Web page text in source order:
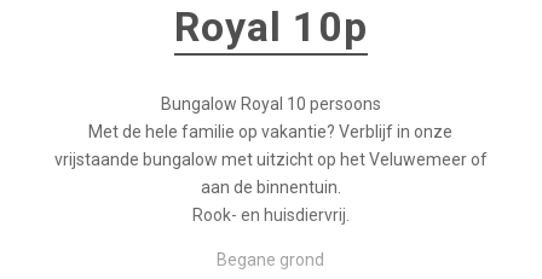
Royal 10p
Bungalow Royal 10 persoons
Met de hele familie op vakantie? Verblijf in onze
vrijstaande bungalow met uitzicht op het Veluwemeer of
aan de binnentuin.
Rook- en huisdiervrij.
Begane grond